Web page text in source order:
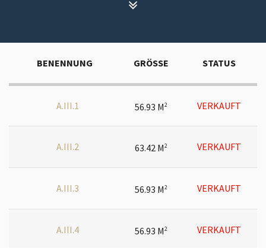
BENENNUNG GRÖSSE STATUS
A.III.1 56.93 M2 VERKAUFT
A.III.2 63.42 M2 VERKAUFT
A.III.3 56.93 M2 VERKAUFT
A.III.4 56.93 M2 VERKAUFT